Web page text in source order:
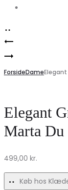
Product
VILUNA
til
Varme
Marta
Du
7010
–
på
udsalg!
ForsideDame
Elegant
Marta Du
499,00 kr.
Køb hos